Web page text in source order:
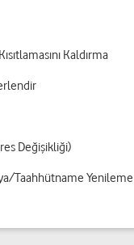
Kaldırma
Değişikliği)
Taahhütname Yenileme